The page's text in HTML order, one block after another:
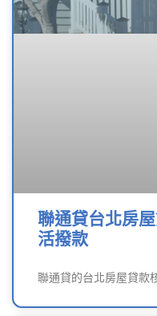
聯通貸台北房
活撥款
聯通貸的台北房屋貸款